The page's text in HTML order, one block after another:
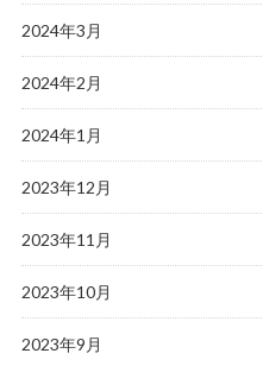
2024年3月
2024年2月
2024年1月
2023年12月
2023年11月
2023年10月
2023年9月